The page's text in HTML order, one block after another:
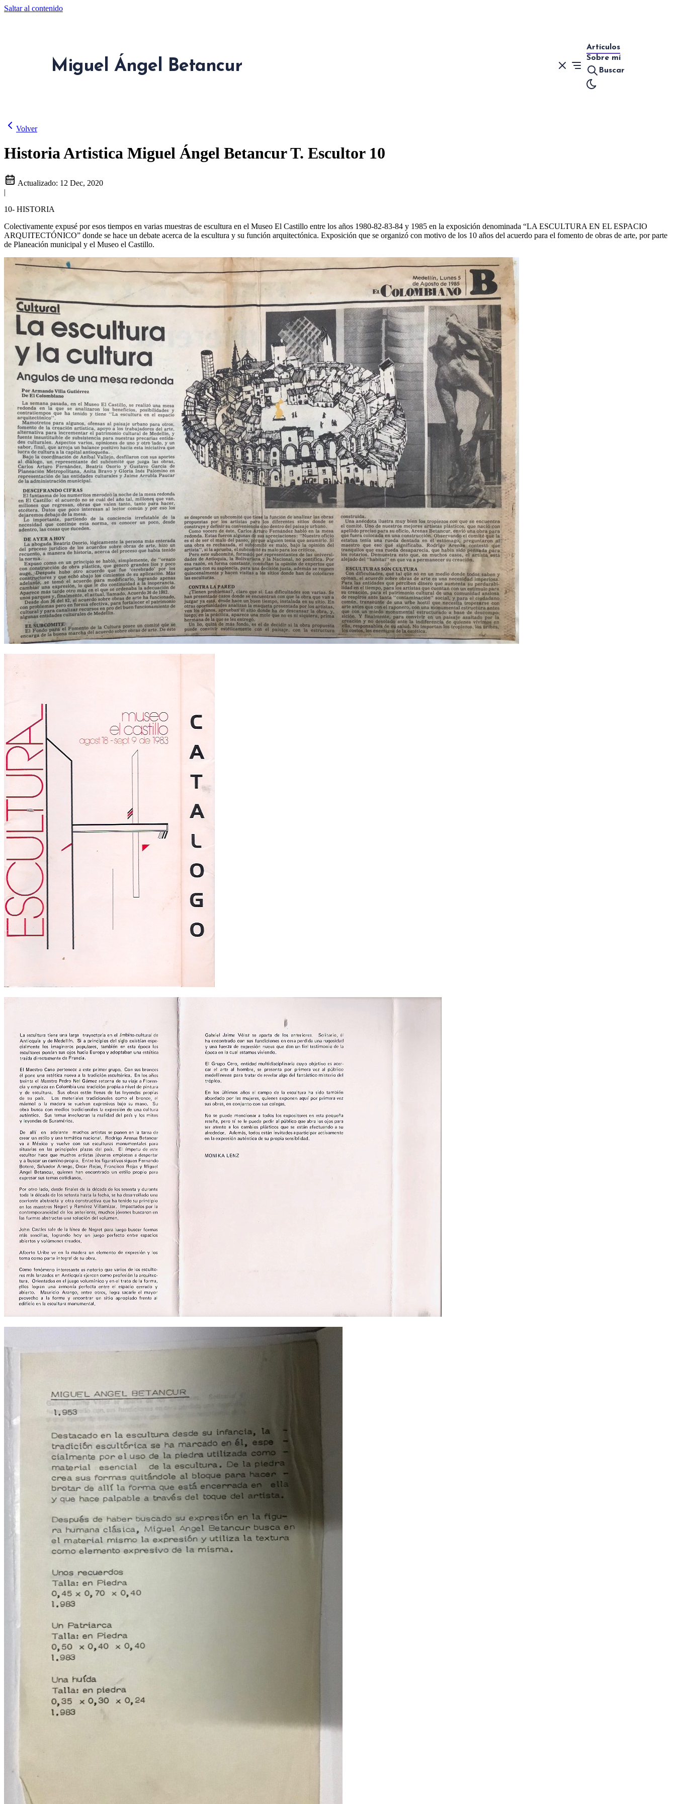
Saltar al contenido
Miguel Ángel Betancur
Artículos
Sobre mí
Buscar
Volver
Historia Artistica Miguel Ángel Betancur T. Escultor 10
Actualizado: 12 Dec, 2020
|
10- HISTORIA
Colectivamente expusé por esos tiempos en varias muestras de escultura en el Museo El Castillo entre los años 1980-82-83-84 y 1985 en la exposición denominada “LA ESCULTURA EN EL ESPACIO
ARQUITECTÓNICO” donde se hace un debate acerca de la escultura y su función arquitectónica. Exposición que se organizó con motivo de los 10 años del acuerdo para el fomento de obras de arte, por parte
de Planeación municipal y el Museo el Castillo.